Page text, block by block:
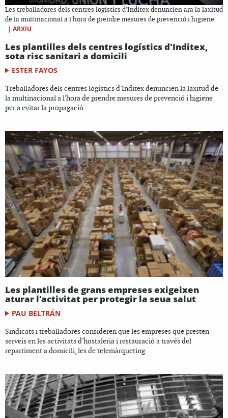
Les treballadores dels centres logístics d'Inditex denuncien ara la laxitud
de la multinacional a l'hora de prendre mesures de prevenció i higiene
| ARXIU
Les plantilles dels centres logístics d'Inditex,
sota risc sanitari a domicili
ESTER FAYOS
Treballadores dels centres logístics d'Inditex denuncien la laxitud de
la multinacional a l'hora de prendre mesures de prevenció i higiene
per a evitar la propagació...
Les plantilles de grans empreses exigeixen
aturar l'activitat per protegir la seua salut
PAU BELTRÁN
Sindicats i treballadores consideren que les empreses que presten
serveis en les activitats d'hostaleria i restauració a través del
repartiment a domicili, les de telemàrqueting...